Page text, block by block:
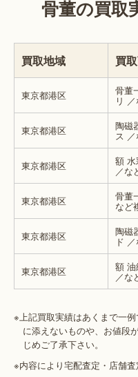
骨董の買取
買取地域 買
東京都港区 骨董
リ
東京都港区 陶磁
ス
東京都港区 額
／な
東京都港区 骨董
など
東京都港区 陶磁
ド
東京都港区 額
／な
※上記買取実績はあくまで一
に添えないものや、お値段
じめご了承下さい。
※内容により宅配査定・店舗査